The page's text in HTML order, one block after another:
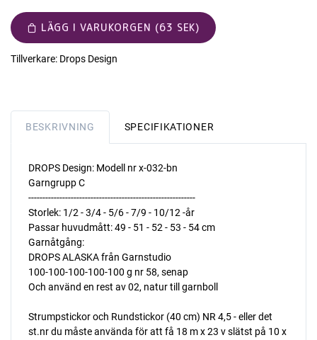
LÄGG I VARUKORGEN (63 SEK)
Tillverkare: Drops Design
BESKRIVNING SPECIFIKATIONER
DROPS Design: Modell nr x-032-bn
Garngrupp C
-----------------------------------------------------------
Storlek: 1/2 - 3/4 - 5/6 - 7/9 - 10/12 -år
Passar huvudmått: 49 - 51 - 52 - 53 - 54 cm
Garnåtgång:
DROPS ALASKA från Garnstudio
100-100-100-100-100 g nr 58, senap
Och använd en rest av 02, natur till garnboll
Strumpstickor och Rundstickor (40 cm) NR 4,5 - eller det
st.nr du måste använda för att få 18 m x 23 v slätst på 10 x